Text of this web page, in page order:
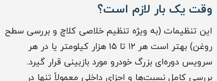
وقت یک بار لازم است؟
این تنظیمات (به ویژه تنظیم خلاصی کلاچ و بررسی سطح
روغن) بهتر است هر ۱۲ تا ۱۵ هزار کیلومتر یا در هر
سرویس دوره‌ای بزرگ خودرو مورد بازبینی قرار گیرد.
بررسی کامل نسبت‌ها و اجزای داخلی معمولاً تنها در